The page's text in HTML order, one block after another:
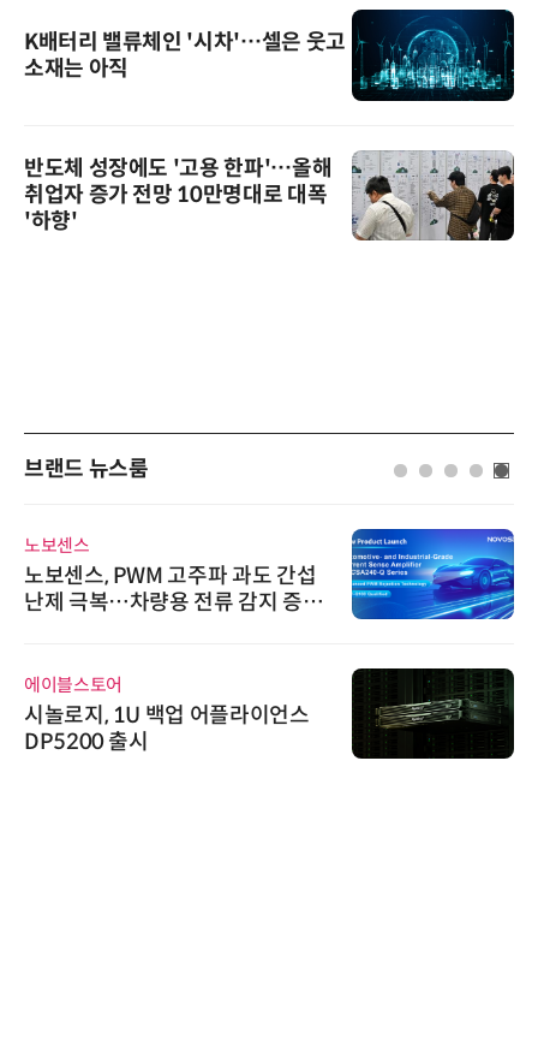
K배터리 밸류체인 '시차'…셀은 웃고
소재는 아직
반도체 성장에도 '고용 한파'…올해
취업자 증가 전망 10만명대로 대폭
'하향'
브랜드 뉴스룸
노보센스
노보센스, PWM 고주파 과도 간섭
난제 극복…차량용 전류 감지 증폭
에이블스토어
시놀로지, 1U 백업 어플라이언스
DP5200 출시